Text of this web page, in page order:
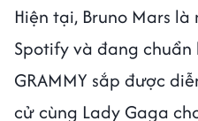
Hiện tại, Bruno Mars
Spotify và đang
GRAMMY sắp được
cử cùng Lady Gaga